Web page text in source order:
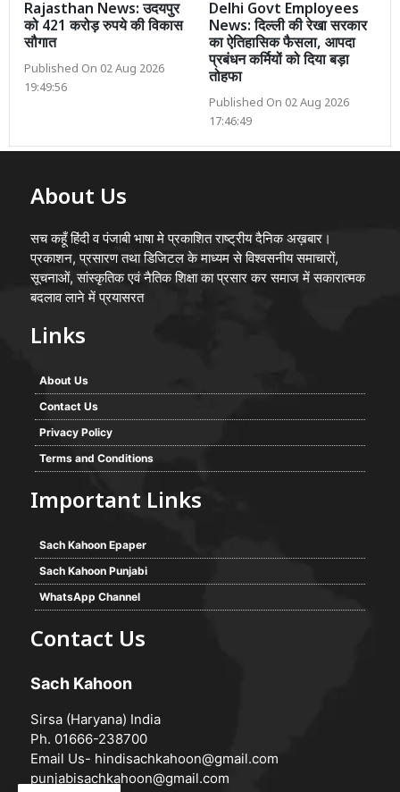
Rajasthan News: उदयपुर
को 421 करोड़ रुपये की विकास
सौगात
Published On 02 Aug 2026
19:49:56
Delhi Govt Employees
News: दिल्ली की रेखा सरकार
का ऐतिहासिक फैसला, आपदा
प्रबंधन कर्मियों को दिया बड़ा
तोहफा
Published On 02 Aug 2026
17:46:49
About Us
सच कहूँ हिंदी व पंजाबी भाषा मे प्रकाशित राष्ट्रीय दैनिक अख़बार।
प्रकाशन, प्रसारण तथा डिजिटल के माध्यम से विश्वसनीय समाचारों,
सूचनाओं, सांस्कृतिक एवं नैतिक शिक्षा का प्रसार कर समाज में सकारात्मक
बदलाव लाने में प्रयासरत
Links
About Us
Contact Us
Privacy Policy
Terms and Conditions
Important Links
Sach Kahoon Epaper
Sach Kahoon Punjabi
WhatsApp Channel
Contact Us
Sach Kahoon
Sirsa (Haryana) India
Ph. 01666-238700
Email Us- hindisachkahoon@gmail.com
punjabisachkahoon@gmail.com